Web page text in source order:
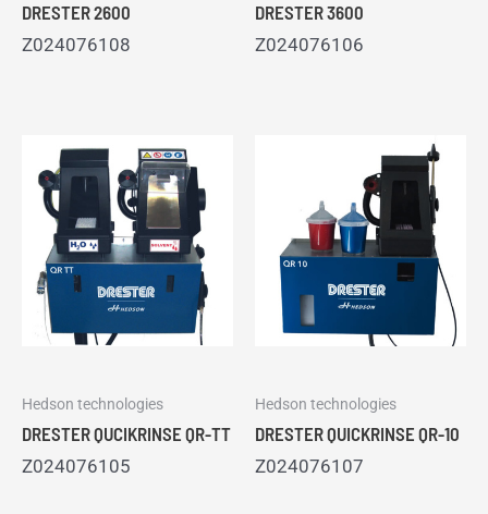
DRESTER 2600
Z024076108
DRESTER 3600
Z024076106
Hedson technologies
DRESTER QUCIKRINSE QR-TT
Z024076105
Hedson technologies
DRESTER QUICKRINSE QR-10
Z024076107